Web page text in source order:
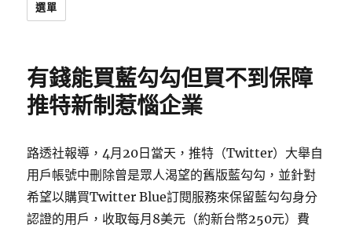
選單
有錢能買藍勾勾但買不到保障
推特新制惹惱企業
路透社報導，4月20日當天，推特（Twitter）大舉自
用戶帳號中刪除曾是眾人渴望的舊版藍勾勾，並針對
希望以購買Twitter Blue訂閱服務來保留藍勾勾身分
認證的用戶，收取每月8美元（約新台幣250元）費